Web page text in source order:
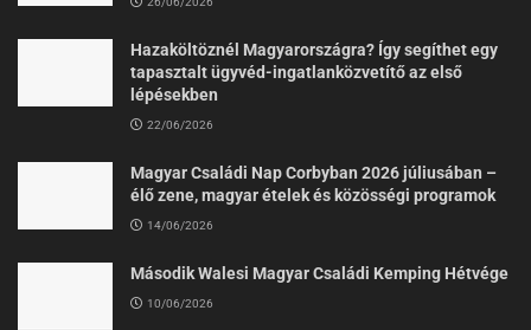
Hazaköltöznél Magyarországra? Így segíthet egy
tapasztalt ügyvéd-ingatlanközvetítő az első
lépésekben
22/06/2026
Magyar Családi Nap Corbyban 2026 júliusában –
élő zene, magyar ételek és közösségi programok
14/06/2026
Második Walesi Magyar Családi Kemping Hétvége
10/06/2026